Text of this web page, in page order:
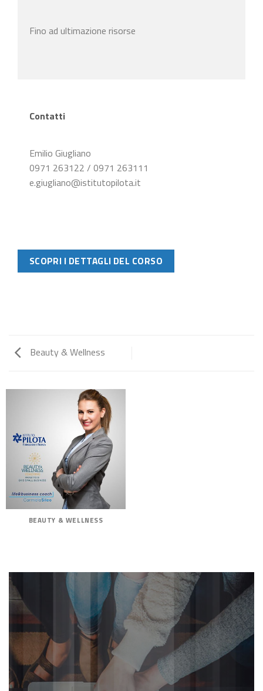
Fino ad ultimazione risorse
Contatti
Emilio Giugliano
0971 263122 / 0971 263111
e.giugliano@istitutopilota.it
SCOPRI I DETTAGLI DEL CORSO
Beauty & Wellness
BEAUTY & WELLNESS